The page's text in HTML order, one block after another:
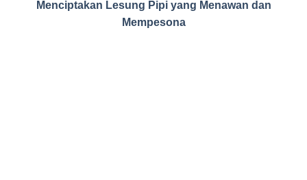
Menciptakan Lesung Pipi yang Menawan dan
Mempesona